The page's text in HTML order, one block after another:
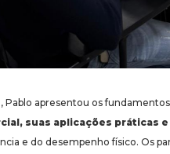
Pablo apresentou os
suas aplicações práticas
e do desempenho físico. Os